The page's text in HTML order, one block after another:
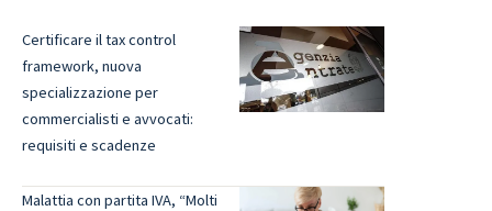
Certificare il tax control
framework, nuova
specializzazione per
commercialisti e avvocati:
requisiti e scadenze
Malattia con partita IVA, “Molti